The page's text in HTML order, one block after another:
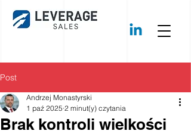
Post
Brak kontroli wielkości
Andrzej Monastyrski
1 paź 2025 2 minut(y) czytania